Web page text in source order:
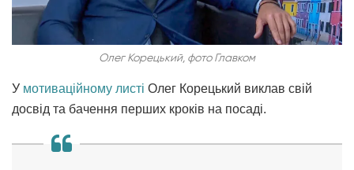
Олег Корецький, фото Главком
У мотиваційному листі Олег Корецький виклав свій
досвід та бачення перших кроків на посаді.